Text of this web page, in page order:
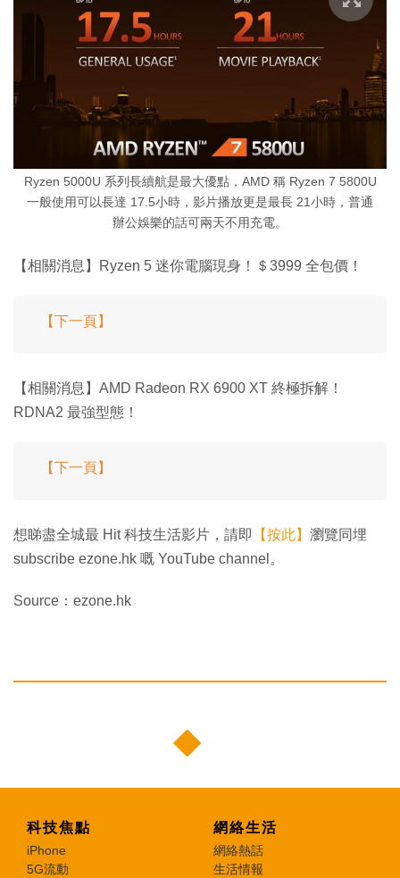
Ryzen 5000U 系列長續航是最大優點，AMD 稱 Ryzen 7 5800U
一般使用可以長達 17.5小時，影片播放更是最長 21小時，普通
辦公娛樂的話可兩天不用充電。
【相關消息】Ryzen 5 迷你電腦現身！＄3999 全包價！
【下一頁】
【相關消息】AMD Radeon RX 6900 XT 終極拆解！
RDNA2 最強型態！
【下一頁】
想睇盡全城最 Hit 科技生活影片，請即 【按此】 瀏覽同埋
subscribe ezone.hk 嘅 YouTube channel。
Source：ezone.hk
科技焦點
iPhone
5G流動
網絡生活
網絡熱話
生活情報